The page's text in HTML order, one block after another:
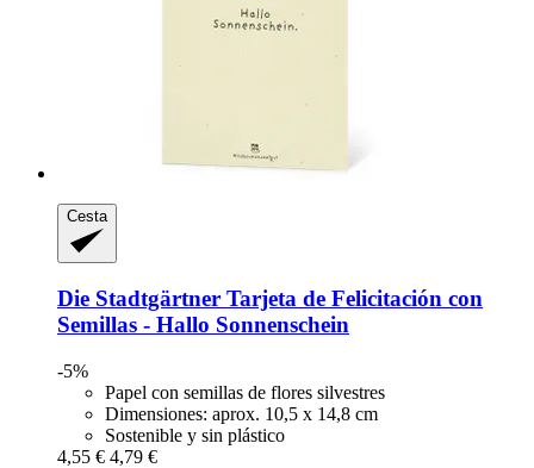
Cesta
Die Stadtgärtner Tarjeta de Felicitación con
Semillas -​ Hallo Sonnenschein
-5%
Papel con semillas de flores silvestres
Dimensiones: aprox. 10,5 x 14,8 cm
Sostenible y sin plástico
4,55 € 4,79 €